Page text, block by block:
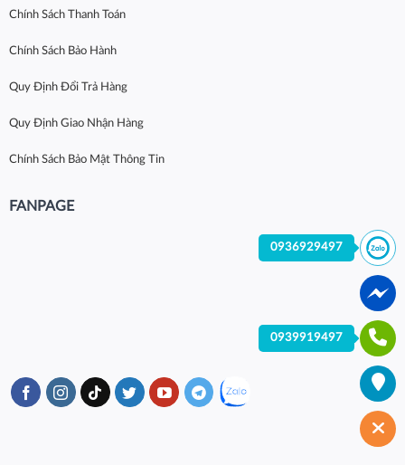
Chính Sách Thanh Toán
Chính Sách Bảo Hành
Quy Định Đổi Trả Hàng
Quy Định Giao Nhận Hàng
Chính Sách Bảo Mật Thông Tin
FANPAGE
0936929497
0939919497